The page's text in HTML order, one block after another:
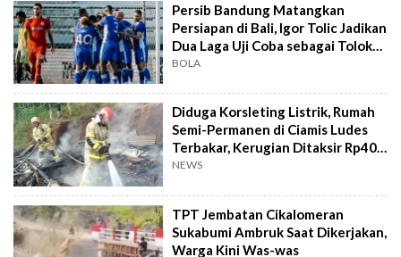
Persib Bandung Matangkan
Persiapan di Bali, Igor Tolic Jadikan
Dua Laga Uji Coba sebagai Tolok
Ukur
BOLA
Diduga Korsleting Listrik, Rumah
Semi-Permanen di Ciamis Ludes
Terbakar, Kerugian Ditaksir Rp40
Juta
NEWS
TPT Jembatan Cikalomeran
Sukabumi Ambruk Saat Dikerjakan,
Warga Kini Was-was